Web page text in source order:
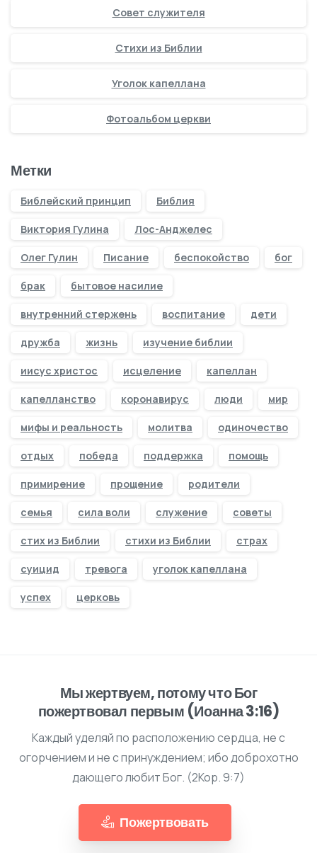
Совет служителя
Стихи из Библии
Уголок капеллана
Фотоальбом церкви
Метки
Библейский принцип Библия
Виктория Гулина Лос-Анджелес
Олег Гулин Писание беспокойство бог
брак бытовое насилие
внутренний стержень воспитание дети
дружба жизнь изучение библии
иисус христос исцеление капеллан
капелланство коронавирус люди мир
мифы и реальность молитва одиночество
отдых победа поддержка помощь
примирение прощение родители
семья сила воли служение советы
стих из Библии стихи из Библии страх
суицид тревога уголок капеллана
успех церковь
Мы жертвуем, потому что Бог
пожертвовал первым (Иоанна 3:16)
Каждый уделяй по расположению сердца, не с
огорчением и не с принуждением; ибо доброхотно
дающего любит Бог. (2Кор. 9:7)
Пожертвовать